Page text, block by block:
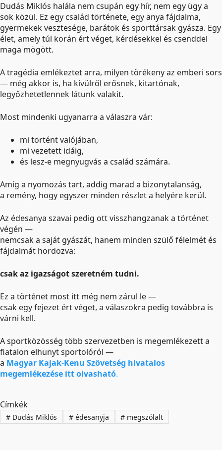
Dudás Miklós halála nem csupán egy hír, nem egy ügy a
sok közül. Ez egy család története, egy anya fájdalma,
gyermekek vesztesége, barátok és sporttársak gyásza. Egy
élet, amely túl korán ért véget, kérdésekkel és csenddel
maga mögött.
A tragédia emlékeztet arra, milyen törékeny az emberi sors
— még akkor is, ha kívülről erősnek, kitartónak,
legyőzhetetlennek látunk valakit.
Most mindenki ugyanarra a válaszra vár:
mi történt valójában,
mi vezetett idáig,
és lesz-e megnyugvás a család számára.
Amíg a nyomozás tart, addig marad a bizonytalanság,
a remény, hogy egyszer minden részlet a helyére kerül.
Az édesanya szavai pedig ott visszhangzanak a történet
végén —
nemcsak a saját gyászát, hanem minden szülő félelmét és
fájdalmát hordozva:
csak az igazságot szeretném tudni.
Ez a történet most itt még nem zárul le —
csak egy fejezet ért véget, a válaszokra pedig továbbra is
várni kell.
A sportközösség több szervezetben is megemlékezett a
fiatalon elhunyt sportolóról —
a Magyar Kajak-Kenu Szövetség hivatalos
megemlékezése itt olvasható.
Címkék
#Dudás Miklós #édesanyja # megszólalt